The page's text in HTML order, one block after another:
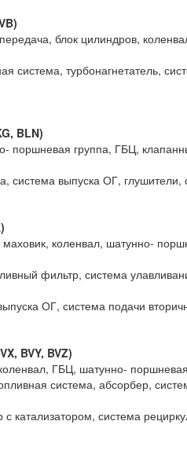
блок цилиндров,
система, турбонагнетатель,
BLN)
поршневая группа, ГБЦ,
система выпуска ОГ, глушители,
коленвал, шатунно-
фильтр, система
ОГ, система подачи
BVY, BVZ)
ГБЦ, шатунно-
система, абсорбер,
катализатором, система